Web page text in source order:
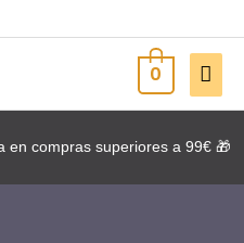
0
en compras superiores a 99€ 🎁